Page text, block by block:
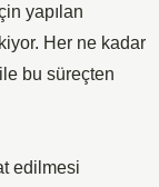
yapılan
Her ne kadar
bu süreçten
edilmesi